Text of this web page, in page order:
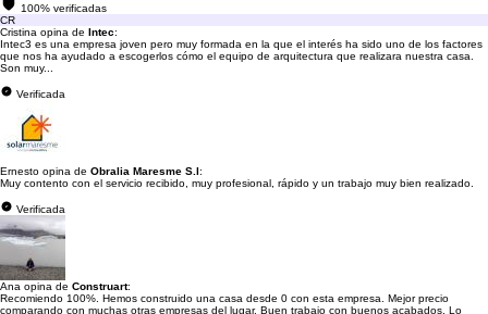
100% verificadas
CR
Cristina opina de Intec:
Intec3 es una empresa joven pero muy formada en la que el interés ha sido uno de los factores
que nos ha ayudado a escogerlos cómo el equipo de arquitectura que realizara nuestra casa.
Son muy...
Verificada
Ernesto opina de Obralia Maresme S.l:
Muy contento con el servicio recibido, muy profesional, rápido y un trabajo muy bien realizado.
Verificada
Ana opina de Construart:
Recomiendo 100%. Hemos construido una casa desde 0 con esta empresa. Mejor precio
comparando con muchas otras empresas del lugar. Buen trabajo con buenos acabados. Lo